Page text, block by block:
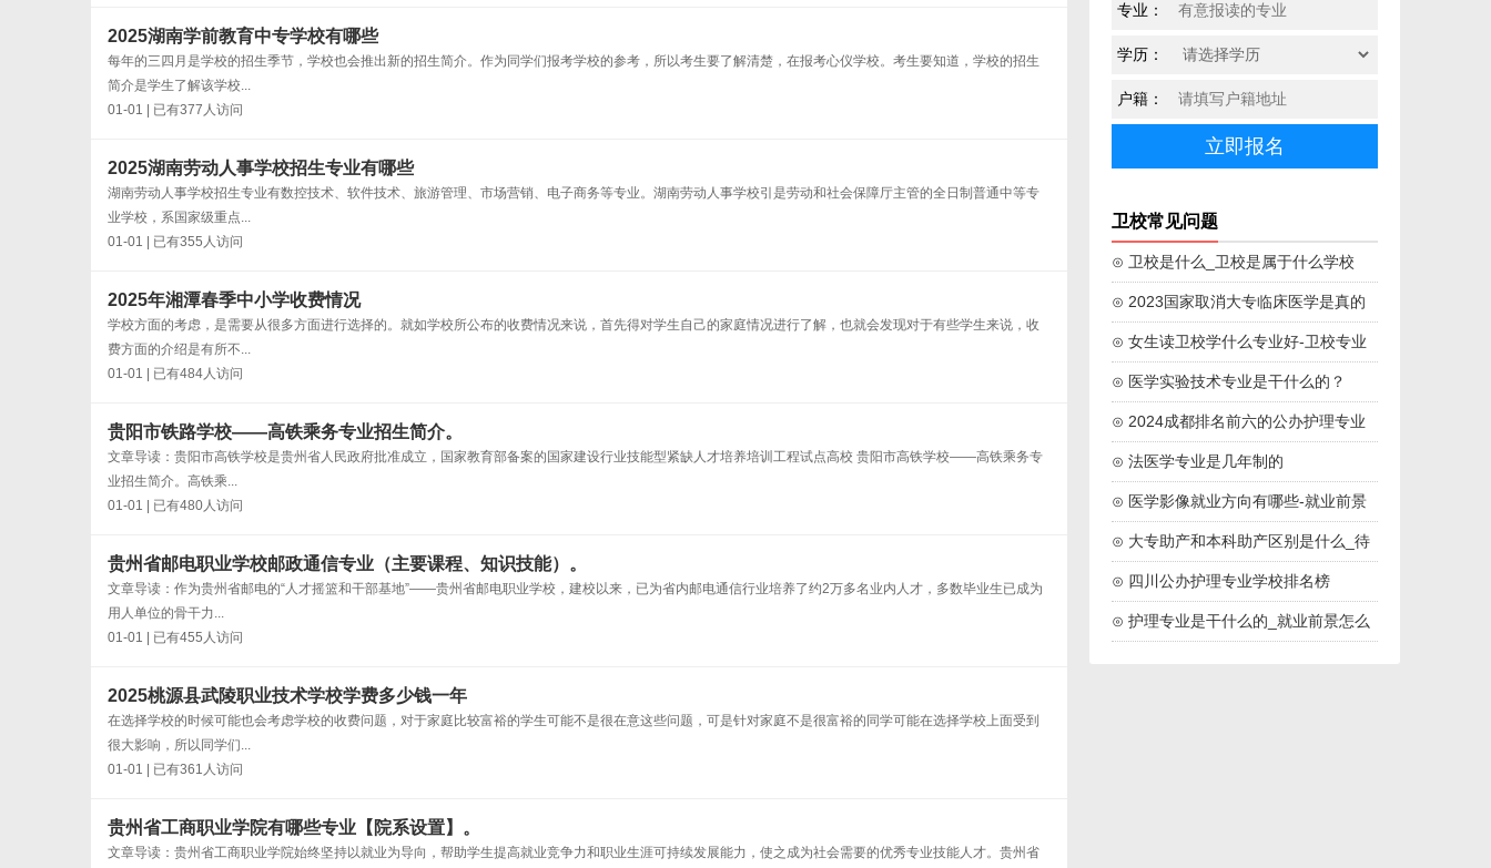
2025湖南学前教育中专学校有哪些
每年的三四月是学校的招生季节，学校也会推出新的招生简介。作为同学们报考学校的参考，所以考生要了解清楚，在报考心仪学校。考生要知道，学校的招生
简介是学生了解该学校...
01-01 | 已有377人访问
2025湖南劳动人事学校招生专业有哪些
湖南劳动人事学校招生专业有数控技术、软件技术、旅游管理、市场营销、电子商务等专业。湖南劳动人事学校引是劳动和社会保障厅主管的全日制普通中等专
业学校，系国家级重点...
01-01 | 已有355人访问
2025年湘潭春季中小学收费情况
学校方面的考虑，是需要从很多方面进行选择的。就如学校所公布的收费情况来说，首先得对学生自己的家庭情况进行了解，也就会发现对于有些学生来说，收
费方面的介绍是有所不...
01-01 | 已有484人访问
贵阳市铁路学校——高铁乘务专业招生简介。
文章导读：贵阳市高铁学校是贵州省人民政府批准成立，国家教育部备案的国家建设行业技能型紧缺人才培养培训工程试点高校 贵阳市高铁学校——高铁乘务专
业招生简介。高铁乘...
01-01 | 已有480人访问
贵州省邮电职业学校邮政通信专业（主要课程、知识技能）。
文章导读：作为贵州省邮电的“人才摇篮和干部基地”——贵州省邮电职业学校，建校以来，已为省内邮电通信行业培养了约2万多名业内人才，多数毕业生已成为
用人单位的骨干力...
01-01 | 已有455人访问
2025桃源县武陵职业技术学校学费多少钱一年
在选择学校的时候可能也会考虑学校的收费问题，对于家庭比较富裕的学生可能不是很在意这些问题，可是针对家庭不是很富裕的同学可能在选择学校上面受到
很大影响，所以同学们...
01-01 | 已有361人访问
贵州省工商职业学院有哪些专业【院系设置】。
文章导读：贵州省工商职业学院始终坚持以就业为导向，帮助学生提高就业竞争力和职业生涯可持续发展能力，使之成为社会需要的优秀专业技能人才。贵州省
专业：
学历：
户籍：
卫校常见问题
⊙ 卫校是什么_卫校是属于什么学校
⊙ 2023国家取消大专临床医学是真的
吗
⊙ 女生读卫校学什么专业好-卫校专业
学校推荐
⊙ 医学实验技术专业是干什么的？
⊙ 2024成都排名前六的公办护理专业
学校名单
⊙ 法医学专业是几年制的
⊙ 医学影像就业方向有哪些-就业前景
怎么样
⊙ 大专助产和本科助产区别是什么_待
遇一样吗
⊙ 四川公办护理专业学校排名榜
（2024最新）
⊙ 护理专业是干什么的_就业前景怎么